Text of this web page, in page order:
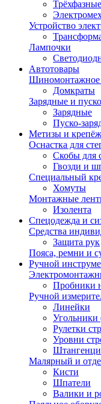
Трёхфазные
Устройство
Лампочки
Автотовары
Шиномонтажное
Домкраты
Зарядные и
Зарядные
Пуско-
Метизы и крепёж
Оснастка для
Скобы для
Гвозди и
Специальный
Хомуты
Монтажные
Изолента
Спецодежда и
Средства
Защита рук
Пояса, ремни и
Ручной
Пробники
Ручной
Линейки
Угольники
Рулетки
Уровни
Малярный и
Кисти
Шпатели
Валики и